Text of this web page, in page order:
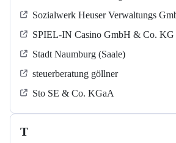
Sozialwerk Heuser Verwaltungs
SPIEL-IN Casino GmbH & Co. KG
Stadt Naumburg (Saale)
steuerberatung göllner
Sto SE & Co. KGaA
T